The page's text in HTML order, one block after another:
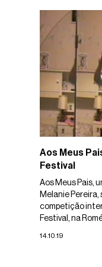
Aos Meus
Festival
Aos Meus Pais,
Melanie
competição
Festival, na
14.10.19